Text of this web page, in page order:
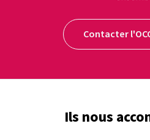
Contacter
Ils nous